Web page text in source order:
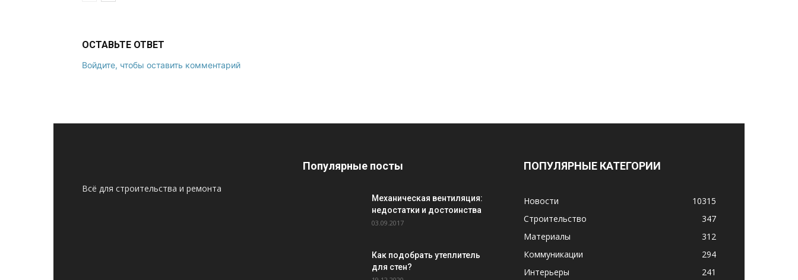
ОСТАВЬТЕ ОТВЕТ
Войдите, чтобы оставить комментарий
Всё для строительства и ремонта
Популярные посты
Механическая вентиляция:
недостатки и достоинства
03.09.2017
Как подобрать утеплитель
для стен?
ПОПУЛЯРНЫЕ КАТЕГОРИИ
Новости
10315
Строительство
347
Материалы
312
Коммуникации
294
Интерьеры
241